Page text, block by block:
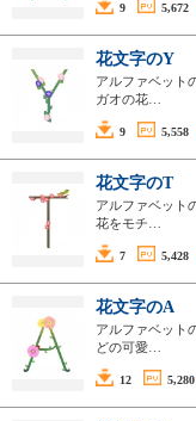
9 5,672
花文字のY
アルファベット
ガオの花…
9 5,558
花文字のT
アルファベット
花をモチ…
7 5,428
花文字のA
アルファベット
どの可愛…
12 5,280